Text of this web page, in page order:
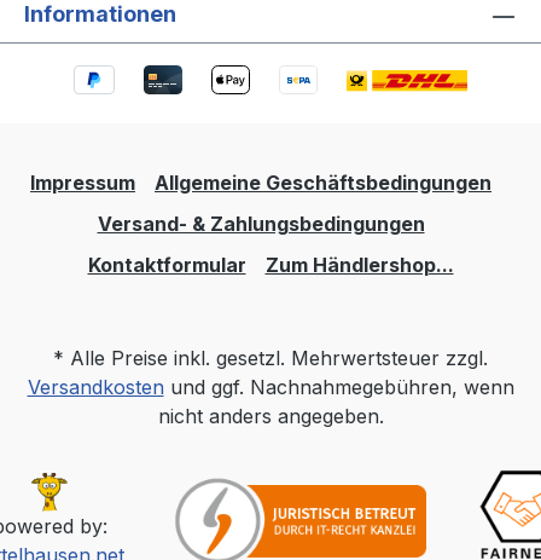
Informationen
Impressum
Allgemeine Geschäftsbedingungen
Versand- & Zahlungsbedingungen
Kontaktformular
Zum Händlershop...
* Alle Preise inkl. gesetzl. Mehrwertsteuer zzgl.
Versandkostenund ggf. Nachnahmegebühren, wenn
nicht anders angegeben.
by: